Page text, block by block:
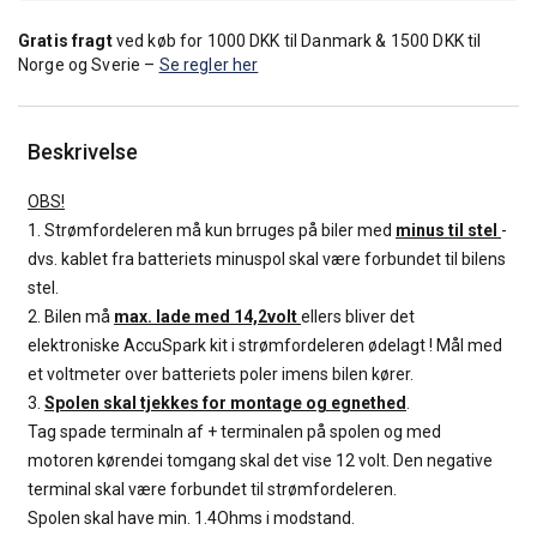
Gratis fragtved køb for 1000 DKK til Danmark & 1500 DKK til
Norge og Sverie – Se regler her
Beskrivelse
OBS!
1. Strømfordeleren må kun brruges på biler med minus til stel -
dvs. kablet fra batteriets minuspol skal være forbundet til bilens
stel.
2. Bilen må max. lade med 14,2voltellers bliver det
elektroniske AccuSpark kit i strømfordeleren ødelagt ! Mål med
et voltmeter over batteriets poler imens bilen kører.
3. Spolen skal tjekkes for montage og egnethed
Tag spade terminaln af + terminalen på spolen og med
motoren kørendei tomgang skal det vise 12 volt. Den negative
terminal skal være forbundet til strømfordeleren.
Spolen skal have min. 1.4Ohms i modstand.